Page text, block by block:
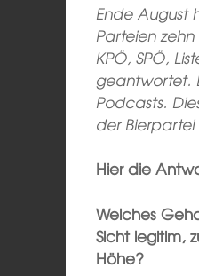
Ende August
Parteien
KPÖ, SPÖ,
geantwortet.
Podcasts.
der
Hier die
Welches
Sicht legitim,
Höhe?